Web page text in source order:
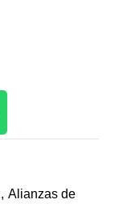
, Alianzas de